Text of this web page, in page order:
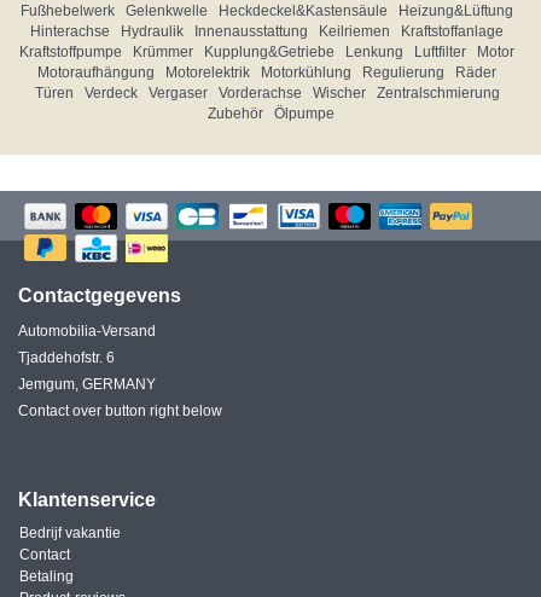
Fußhebelwerk
Gelenkwelle Heckdeckel&Kastensäule
Heizung&Lüftung
Hinterachse
Hydraulik Innenausstattung Keilriemen
Kraftstoffanlage
Kraftstoffpumpe
Krümmer Kupplung&Getriebe Lenkung Luftfilter
Motor
Motoraufhängung
Motorelektrik Motorkühlung Regulierung
Räder
Türen
Verdeck Vergaser Vorderachse Wischer
Zentralschmierung
Zubehör
Ölpumpe
Contactgegevens
Automobilia-Versand
Tjaddehofstr. 6
Jemgum, GERMANY
Contact over button right below
Klantenservice
Bedrijf vakantie
Contact
Betaling